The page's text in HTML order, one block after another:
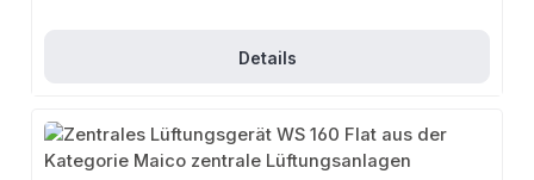
Details